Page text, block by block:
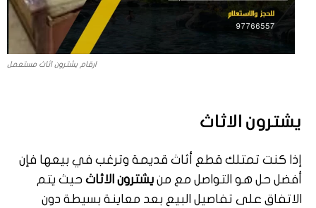
ارقام يشترون اثاث مستعمل
يشترون الاثاث
إذا كنت تمتلك قطع أثاث قديمة وترغب في بيعها فإن
أفضل حل هو التواصل مع من يشترون الاثاث حيث يتم
الاتفاق على تفاصيل البيع بعد معاينة بسيطة دون